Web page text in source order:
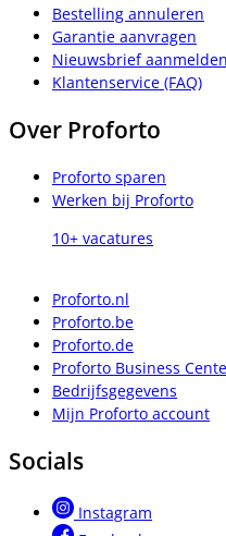
Bestelling annuleren
Garantie aanvragen
Nieuwsbrief aanmelden
Klantenservice (FAQ)
Over Proforto
Proforto sparen
Werken bij Proforto
10+ vacatures
Proforto.nl
Proforto.be
Proforto.de
Proforto Business
Bedrijfsgegevens
Mijn Proforto account
Socials
Instagram